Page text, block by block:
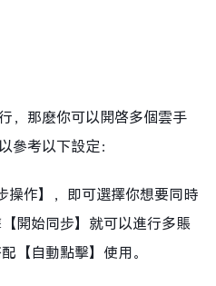
，那麽你可以開啓多個雲手
參考以下設定：
操作】，即可選擇你想要同時
開始同步】就可以進行多賬
【自動點擊】使用。